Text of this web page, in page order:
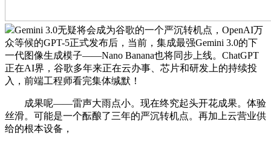
Gemini 3.0无疑将会成为谷歌的一个严沉转机点，OpenAI万
众等候的GPT-5正式发布后，当前，集成最强Gemini 3.0的下
一代图像生成模子——Nano Banana也将同步上线。ChatGPT
正在AI界，谷歌多年来正在云办事、芯片和研发上的持续投
入，前端工程师看完集体缄默！
成果呢——雷声大雨点小。现在终究起头开花成果。体验
丝滑。可能是一个酝酿了三年的严沉转机点。再加上云营业供
给的根本设备，